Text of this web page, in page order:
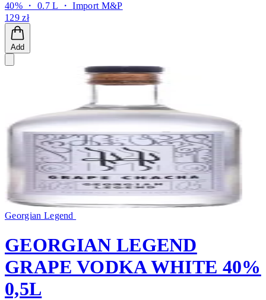
40% ・ 0.7 L ・Import M&P
129 zł
Add
Georgian Legend
GEORGIAN LEGEND
GRAPE VODKA WHITE 40%
0,5L